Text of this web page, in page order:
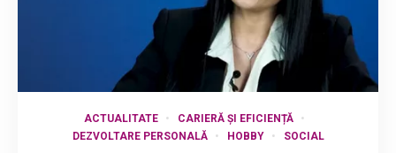
ACTUALITATE
CARIERĂ ȘI EFICIENȚĂ
DEZVOLTARE PERSONALĂ
HOBBY SOCIAL